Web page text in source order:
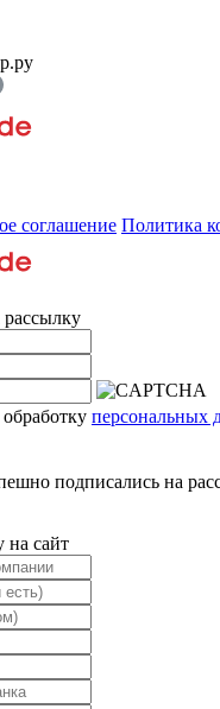
соглашение Политика
рассылку
персональных
подписались на
на сайт